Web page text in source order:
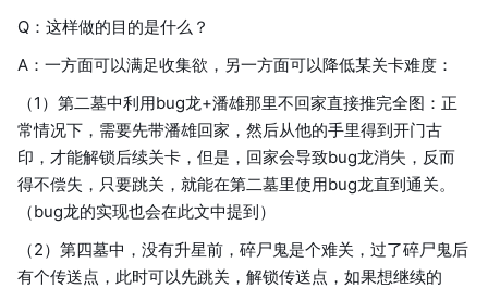
Q：这样做的目的是什么？
A：一方面可以满足收集欲，另一方面可以降低某关卡难度：
（1）第二墓中利用bug龙+潘雄那里不回家直接推完全图：正
常情况下，需要先带潘雄回家，然后从他的手里得到开门古
印，才能解锁后续关卡，但是，回家会导致bug龙消失，反而
得不偿失，只要跳关，就能在第二墓里使用bug龙直到通关。
（bug龙的实现也会在此文中提到）
（2）第四墓中，没有升星前，碎尸鬼是个难关，过了碎尸鬼后
有个传送点，此时可以先跳关，解锁传送点，如果想继续的